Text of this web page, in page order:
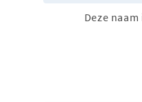
Deze naam